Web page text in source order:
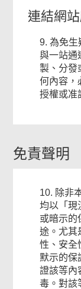
連結網
9. 為免生
與一站通
製、分發
何內容，
授權或准
免責聲明
10. 除非
均以「現
或暗示的
途。尤其
性、安全
默示的保
證該等內
毒。對該